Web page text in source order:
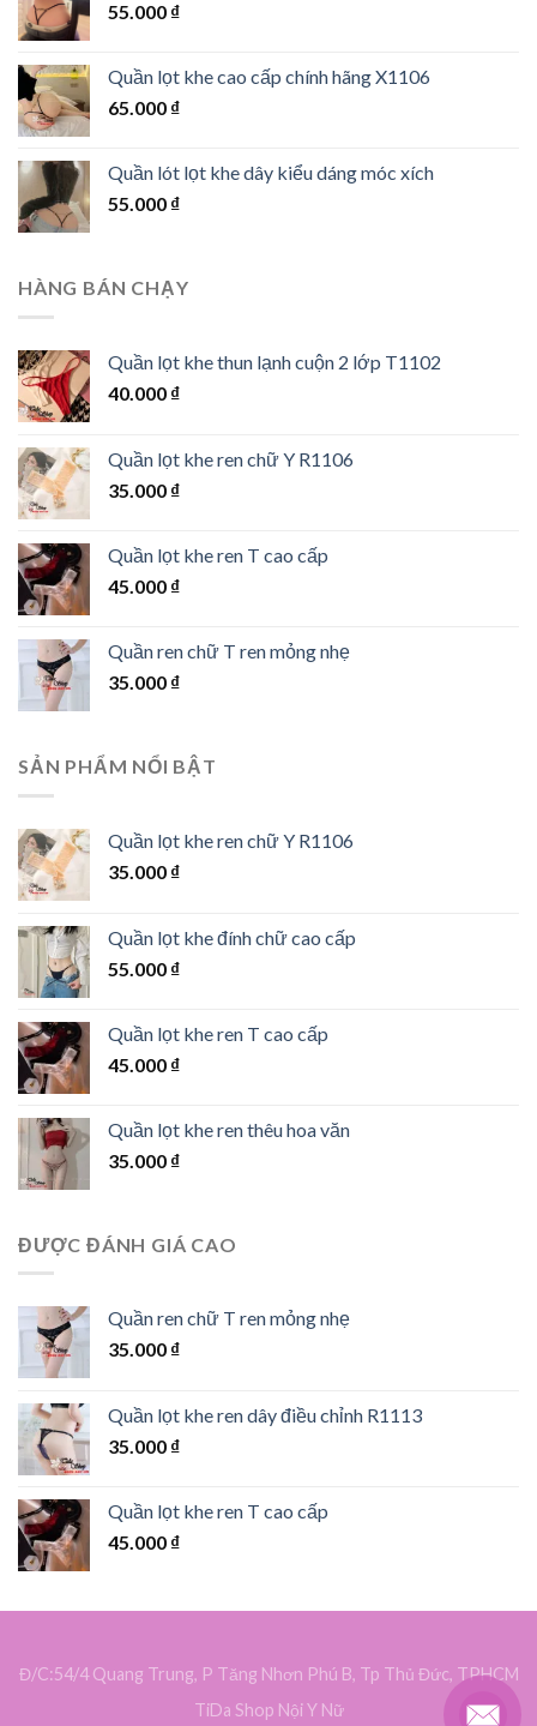
55.000 ₫
Quần lọt khe cao cấp chính hãng X1106
65.000 ₫
Quần lót lọt khe dây kiểu dáng móc xích
55.000 ₫
HÀNG BÁN CHẠY
Quần lọt khe thun lạnh cuộn 2 lớp T1102
40.000 ₫
Quần lọt khe ren chữ Y R1106
35.000 ₫
Quần lọt khe ren T cao cấp
45.000 ₫
Quần ren chữ T ren mỏng nhẹ
35.000 ₫
SẢN PHẨM NỔI BẬT
Quần lọt khe ren chữ Y R1106
35.000 ₫
Quần lọt khe đính chữ cao cấp
55.000 ₫
Quần lọt khe ren T cao cấp
45.000 ₫
Quần lọt khe ren thêu hoa văn
35.000 ₫
ĐƯỢC ĐÁNH GIÁ CAO
Quần ren chữ T ren mỏng nhẹ
35.000 ₫
Quần lọt khe ren dây điều chỉnh R1113
35.000 ₫
Quần lọt khe ren T cao cấp
45.000 ₫
Đ/C:54/4 Quang Trung, P Tăng Nhơn Phú B, Tp Thủ Đức, TPHCM
TiDa Shop Nội Y Nữ